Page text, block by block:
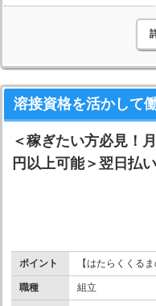
溶接資格を活かして
＜稼ぎたい方必見！
円以上可能＞翌日払
ポイント 【はたらくくる
職種 組立